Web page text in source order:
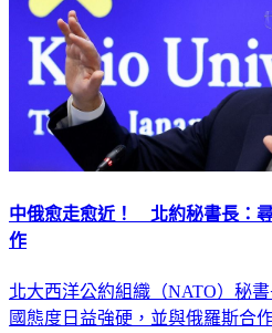
中俄愈走愈近！ 北約秘書長：
作
北大西洋公約組織（NATO）秘
國態度日益強硬，並與俄羅斯合